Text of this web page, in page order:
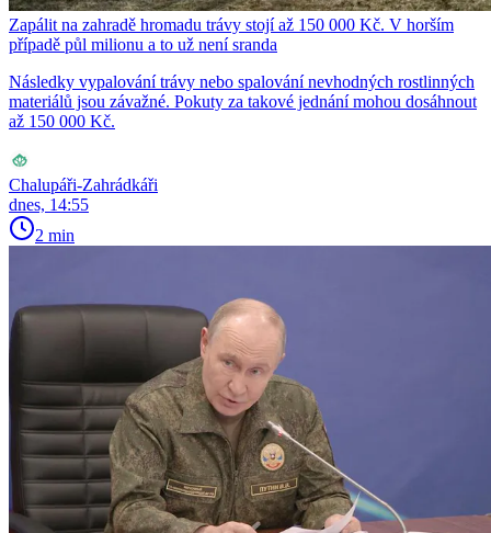
Zapálit na zahradě hromadu trávy stojí až 150 000 Kč. V horším
případě půl milionu a to už není sranda
Následky vypalování trávy nebo spalování nevhodných rostlinných
materiálů jsou závažné. Pokuty za takové jednání mohou dosáhnout
až 150 000 Kč.
Chalupáři-Zahrádkáři
dnes, 14:55
2 min